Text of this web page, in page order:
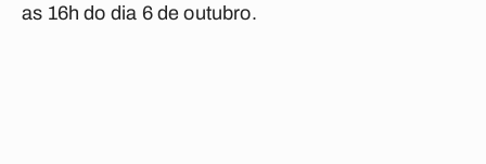
as 16h do dia 6 de outubro.